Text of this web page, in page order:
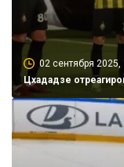
02 сентября 2025,
Цхададзе